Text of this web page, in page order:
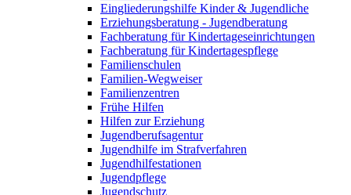
Eingliederungshilfe Kinder & Jugendliche
Erziehungsberatung - Jugendberatung
Fachberatung für Kindertageseinrichtungen
Fachberatung für Kindertagespflege
Familienschulen
Familien-Wegweiser
Familienzentren
Frühe Hilfen
Hilfen zur Erziehung
Jugendberufsagentur
Jugendhilfe im Strafverfahren
Jugendhilfestationen
Jugendpflege
Jugendschutz